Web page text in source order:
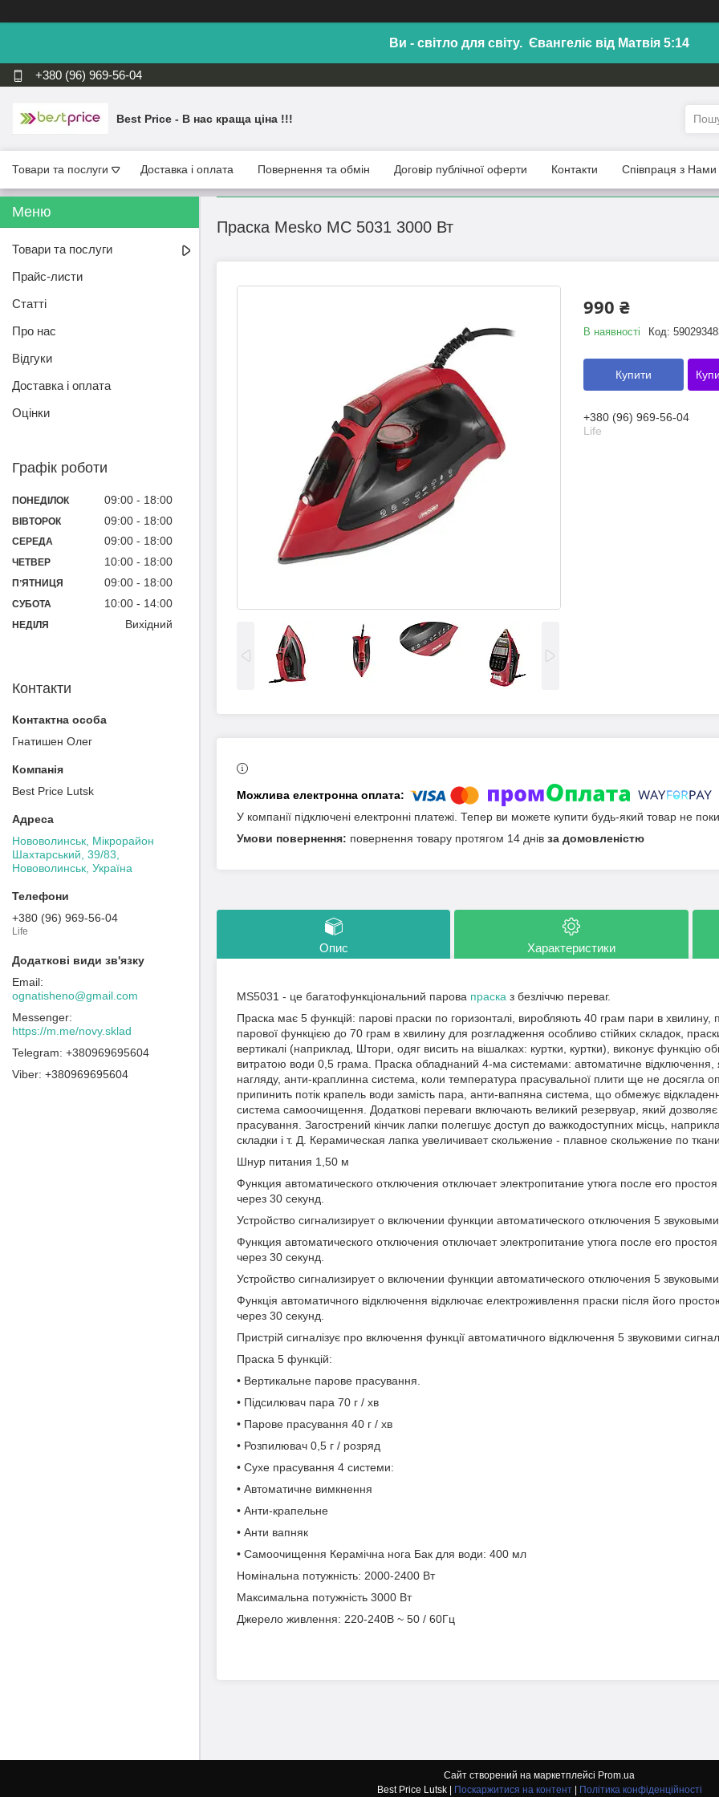
Ви - світло для світу. Євангеліє від Матвія 5:14
+380 (96) 969-56-04
Best Price - В нас краща ціна !!!
Товари та послуги Доставка і оплата Повернення та обмін Договір публічної оферти Контакти Співпраця з Нами
Праска Mesko МС 5031 3000 Вт
990 ₴
В наявності Код:
Купити
+380 (96) 969-56-04
Life
У компанії підключені електронні платежі. Тепер ви можете купити будь-який товар не
повернення товару протягом 14 днів за домовленістю
Опис Характеристики
MS5031 - це багатофункціональний парова праска з безліччю переваг.
Праска має 5 функцій: парові праски по горизонталі, виробляють 40 грам пари в хвилину,
парової функцією до 70 грам в хвилину для розгладження особливо стійких складок,
вертикалі (наприклад, Штори, одяг висить на вішалках: куртки, куртки), виконує функцію
витратою води 0,5 грама. Праска обладнаний 4-ма системами: автоматичне відключення,
нагляду, анти-краплинна система, коли температура прасувальної плити ще не досягла
припинить потік крапель води замість пара, анти-вапняна система, що обмежує
система самоочищення. Додаткові переваги включають великий резервуар, який
прасування. Загострений кінчик лапки полегшує доступ до важкодоступних місць,
складки і т. Д. Керамическая лапка увеличивает скольжение - плавное скольжение по
Шнур питания 1,50 м
Функция автоматического отключения отключает электропитание утюга после его
через 30 секунд.
Устройство сигнализирует о включении функции автоматического отключения 5
Функция автоматического отключения отключает электропитание утюга после его
через 30 секунд.
Устройство сигнализирует о включении функции автоматического отключения 5
Функція автоматичного відключення відключає електроживлення праски після його
через 30 секунд.
Пристрій сигналізує про включення функції автоматичного відключення 5 звуковими
Праска 5 функцій:
• Вертикальне парове прасування.
• Підсилювач пара 70 г / хв
• Парове прасування 40 г / хв
• Розпилювач 0,5 г / розряд
• Сухе прасування 4 системи:
• Автоматичне вимкнення
• Анти-крапельне
• Анти вапняк
• Самоочищення Керамічна нога Бак для води: 400 мл
Номінальна потужність: 2000-2400 Вт
Максимальна потужність 3000 Вт
Джерело живлення: 220-240В ~ 50 / 60Гц
Товари та послуги
Прайс-листи
Статті
Про нас
Відгуки
Доставка і оплата
Оцінки
Графік роботи
ПОНЕДІЛОК 09:00 18:00
ВІВТОРОК 09:00 18:00
СЕРЕДА 09:00 18:00
ЧЕТВЕР 10:00 18:00
ПʼЯТНИЦЯ 09:00 18:00
СУБОТА 10:00 14:00
НЕДІЛЯ Вихідний
Контакти
Гнатишен Олег
Best Price Lutsk
Нововолинськ, Мікрорайон
Шахтарський, 39/83,
Нововолинськ, Україна
+380 (96) 969-56-04
Life
ognatisheno@gmail.com
https://m.me/novy.sklad
+380969695604
+380969695604
Сайт створений на маркетплейсі Prom.ua
Поскаржитися на контент Політика конфіденційності